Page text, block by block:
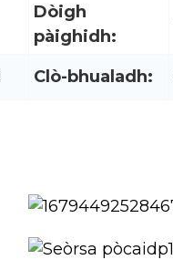
Dòigh
pàighidh:
Clò-bhualadh: